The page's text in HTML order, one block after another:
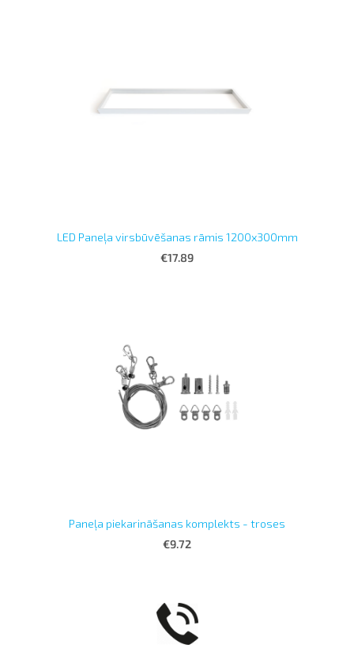
LED Paneļa virsbūvēšanas rāmis 1200x300mm
€17.89
Paneļa piekarināšanas komplekts - troses
€9.72